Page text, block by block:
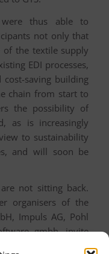
were thus able to
not only that
of the textile supply
EDI processes,
saving building
chain from start to
the possibility of
as is increasingly
to sustainability
and will soon be
not sitting back.
organisers of the
Impuls AG, Pohl
gmbh, invite
the initiative and